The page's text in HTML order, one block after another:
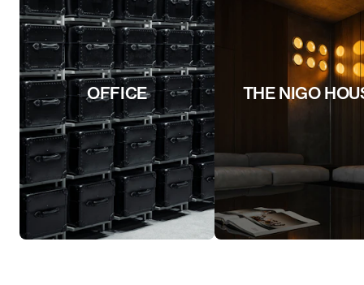
OFFICE THE NIGO